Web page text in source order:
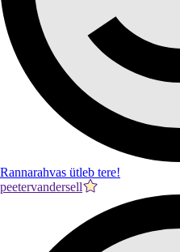
Rannarahvas ütleb tere!
peetervandersell